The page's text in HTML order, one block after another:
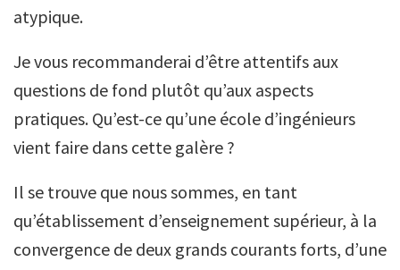
atypique.
Je vous recommanderai d’être attentifs aux
questions de fond plutôt qu’aux aspects
pratiques. Qu’est-ce qu’une école d’ingénieurs
vient faire dans cette galère ?
Il se trouve que nous sommes, en tant
qu’établissement d’enseignement supérieur, à la
convergence de deux grands courants forts, d’une